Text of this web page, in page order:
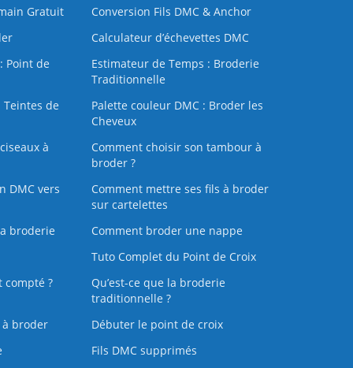
Gratuit
Conversion Fils DMC & Anchor
Calculateur d’échevettes DMC
Point de
Estimateur de Temps : Broderie
Traditionnelle
Teintes de
Palette couleur DMC : Broder les
Cheveux
à
Comment choisir son tambour à
broder ?
DMC vers
Comment mettre ses fils à broder
sur cartelettes
broderie
Comment broder une nappe
Tuto Complet du Point de Croix
compté ?
Qu’est-ce que la broderie
traditionnelle ?
broder
Débuter le point de croix
Fils DMC supprimés